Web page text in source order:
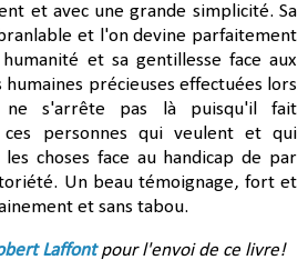
et avec une grande simplicité. Sa
et l'on devine parfaitement
et sa gentillesse face aux
précieuses effectuées lors
s'arrête pas là puisqu'il fait
personnes qui veulent et qui
choses face au handicap de par
Un beau témoignage, fort et
et sans tabou.
Laffontpour l'envoi de ce livre!